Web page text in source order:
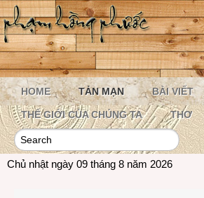
HOME TẢN MẠN BÀI VIẾT
THẾ GIỚI CỦA CHÚNG TA THƠ
Chủ nhật ngày 09 tháng 8 năm 2026